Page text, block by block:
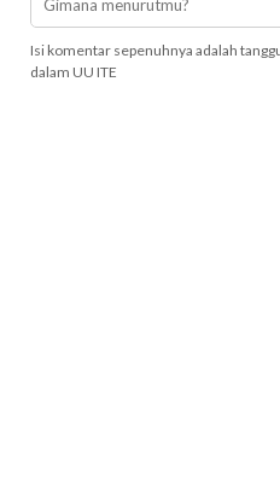
Isi komentar sepenuhnya adalah
dalam UU ITE